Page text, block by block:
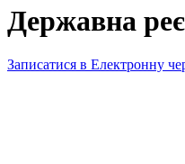
Державна
Записатися в Електронну